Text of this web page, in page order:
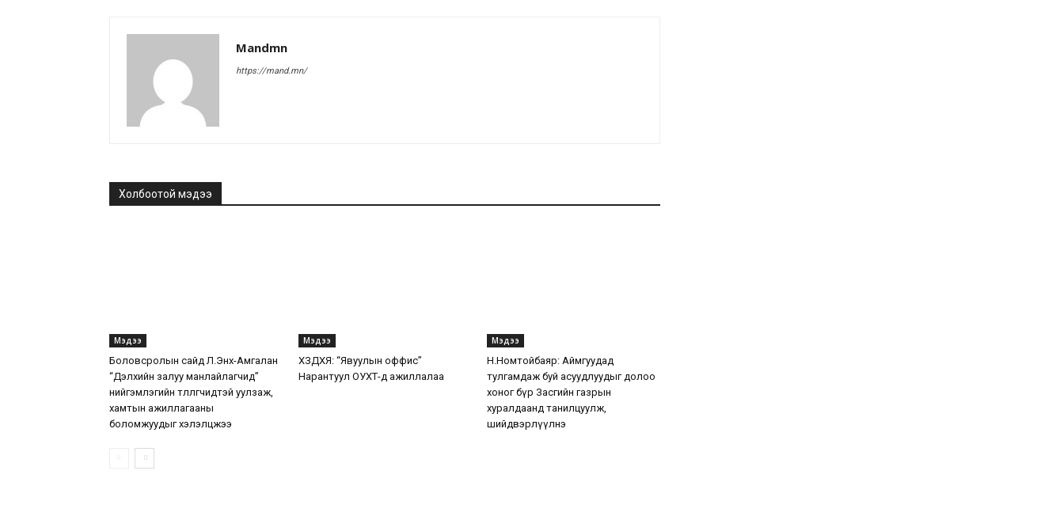
Mandmn
https://mand.mn/
Холбоотой мэдээ
Мэдээ
Боловсролын сайд Л.Энх-Амгалан
“Дэлхийн залуу манлайлагчид”
нийгэмлэгийн төлөөлөгчидтэй уулзаж,
хамтын ажиллагааны
боломжуудыг хэлэлцжээ
Мэдээ
ХЗДХЯ: “Явуулын оффис”
Нарантуул ОУХТ-д ажиллалаа
Мэдээ
Н.Номтойбаяр: Аймгуудад
тулгамдаж буй асуудлуудыг долоо
хоног бүр Засгийн газрын
хуралдаанд танилцуулж,
шийдвэрлүүлнэ